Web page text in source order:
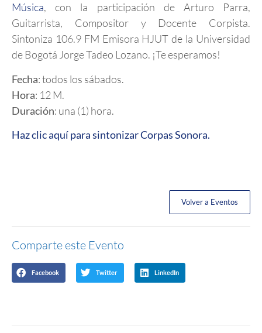
Música, con la participación de Arturo Parra,
Guitarrista, Compositor y Docente Corpista.
Sintoniza 106.9 FM Emisora HJUT de la Universidad
de Bogotá Jorge Tadeo Lozano. ¡Te esperamos!
Fecha: todos los sábados.
Hora: 12 M.
Duración: una (1) hora.
Haz clic aquí para sintonizar Corpas Sonora.
Volver a Eventos
Comparte este Evento
Facebook Twitter LinkedIn